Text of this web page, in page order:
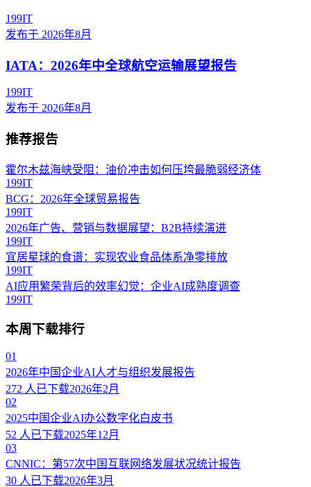
199IT
发布于 2026年8月
IATA：2026年中全球航空运输展望报告
199IT
发布于 2026年8月
推荐报告
霍尔木兹海峡受阻：油价冲击如何压垮最脆弱经济体
199IT
BCG：2026年全球贸易报告
199IT
2026年广告、营销与数据展望：B2B持续演进
199IT
宜居星球的食谱：实现农业食品体系净零排放
199IT
AI应用繁荣背后的效率幻觉：企业AI成熟度调查
199IT
本周下载排行
01
2026年中国企业AI人才与组织发展报告
272 人已下载2026年2月
02
2025中国企业AI办公数字化白皮书
52 人已下载2025年12月
03
CNNIC：第57次中国互联网络发展状况统计报告
30 人已下载2026年3月